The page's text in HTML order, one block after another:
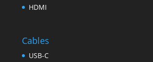
HDMI
Cables
USB-C